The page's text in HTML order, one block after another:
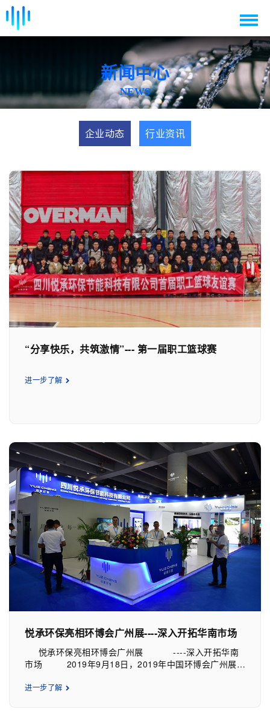
新闻中心
NEWS
企业动态 行业资讯
“分享快乐，共筑激情”--- 第一届职工篮球赛
进一步了解
悦承环保亮相环博会广州展----深入开拓华南市场
悦承环保亮相环博会广州展 ----深入开拓华南
市场 2019年9月18日，2019年中国环博会广州展于
术和产品，诠释“高端环保技术、设备服务商”的整体实
进一步了解